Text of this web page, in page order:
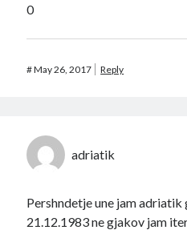
0
#May 26, 2017 Reply
adriatik
Pershndetje une jam adriatik
21.12.1983 ne gjakov jam